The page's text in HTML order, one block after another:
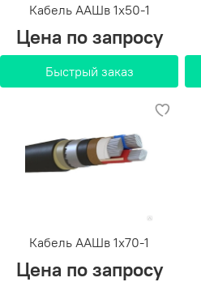
Кабель ААШв 1х50-1
Цена по запросу
Быстрый заказ
Кабель ААШв 1х70-1
Цена по запросу